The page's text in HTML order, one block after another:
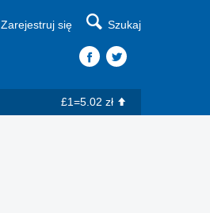
Zarejestruj się Szukaj
£1=5.02 zł